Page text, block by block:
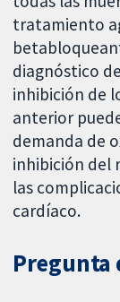
tratamiento
diagnóstico
inhibición de
anterior
demanda de
inhibición del
las
cardíaco.
Pregunta